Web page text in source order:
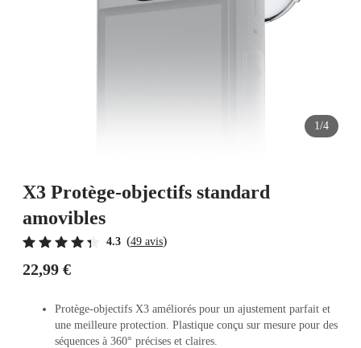
1/4
X3 Protège-objectifs standard
amovibles
4.3 (49 avis)
22,99 €
Protège-objectifs X3 améliorés pour un ajustement parfait et
une meilleure protection. Plastique conçu sur mesure pour des
séquences à 360° précises et claires.